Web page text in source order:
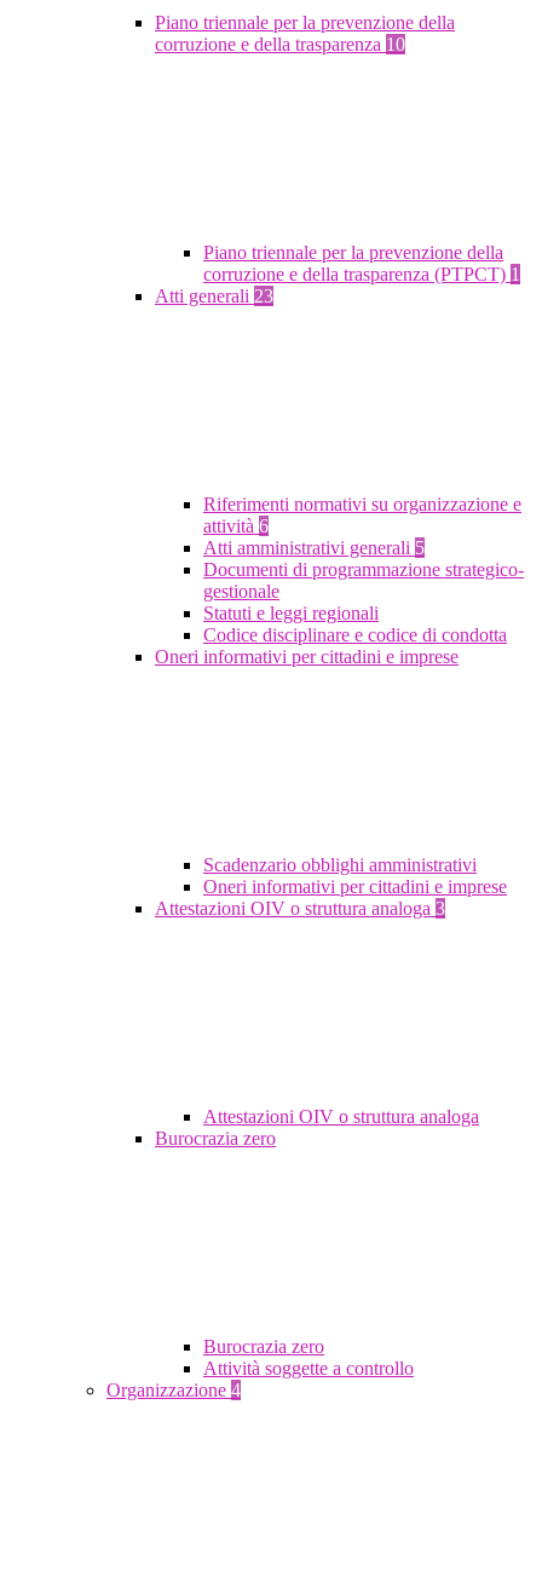
Piano triennale per la prevenzione della
corruzione e della trasparenza 10
Piano triennale per la prevenzione della
corruzione e della trasparenza (PTPCT) 1
Atti generali 23
Riferimenti normativi su organizzazione e
attività 6
Atti amministrativi generali 5
Documenti di programmazione strategico-
gestionale
Statuti e leggi regionali
Codice disciplinare e codice di condotta
Oneri informativi per cittadini e imprese
Scadenzario obblighi amministrativi
Oneri informativi per cittadini e imprese
Attestazioni OIV o struttura analoga 3
Attestazioni OIV o struttura analoga
Burocrazia zero
Burocrazia zero
Attività soggette a controllo
Organizzazione 4